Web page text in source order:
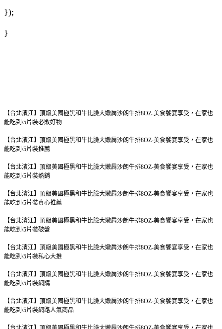
});
}
【台北濱江】頂級美國極黑和牛比臉大嫩肩沙朗牛排8OZ-美食饗宴享受，在家也
能吃到/5片裝必敗好物
【台北濱江】頂級美國極黑和牛比臉大嫩肩沙朗牛排8OZ-美食饗宴享受，在家也
能吃到/5片裝推薦
【台北濱江】頂級美國極黑和牛比臉大嫩肩沙朗牛排8OZ-美食饗宴享受，在家也
能吃到/5片裝熱銷
【台北濱江】頂級美國極黑和牛比臉大嫩肩沙朗牛排8OZ-美食饗宴享受，在家也
能吃到/5片裝真心推薦
【台北濱江】頂級美國極黑和牛比臉大嫩肩沙朗牛排8OZ-美食饗宴享受，在家也
能吃到/5片裝破盤
【台北濱江】頂級美國極黑和牛比臉大嫩肩沙朗牛排8OZ-美食饗宴享受，在家也
能吃到/5片裝私心大推
【台北濱江】頂級美國極黑和牛比臉大嫩肩沙朗牛排8OZ-美食饗宴享受，在家也
能吃到/5片裝網購
【台北濱江】頂級美國極黑和牛比臉大嫩肩沙朗牛排8OZ-美食饗宴享受，在家也
能吃到/5片裝網路人氣商品